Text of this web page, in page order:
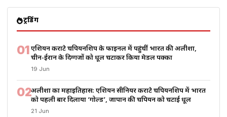
ट्रेंडिंग
01एशियन कराटे चैंपियनशिप के फाइनल में पहुंचीं भारत की अलीशा,
चीन-ईरान के दिग्गजों को धूल चटाकर किया मेडल पक्का
19 Jun
02अलीशा का महाइतिहास: एशियन सीनियर कराटे चैंपियनशिप में भारत
को पहली बार दिलाया ‘गोल्ड’, जापान की चैंपियन को चटाई धूल
21 Jun